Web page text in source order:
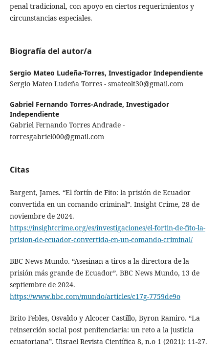
penal tradicional, con apoyo en ciertos requerimientos y
circunstancias especiales.
Biografía del autor/a
Sergio Mateo Ludeña-Torres, Investigador Independiente
Sergio Mateo Ludeña Torres - smateolt30@gmail.com
Gabriel Fernando Torres-Andrade, Investigador
Independiente
Gabriel Fernando Torres Andrade -
torresgabriel000@gmail.com
Citas
Bargent, James. “El fortín de Fito: la prisión de Ecuador
convertida en un comando criminal”. Insight Crime, 28 de
noviembre de 2024.
https://insightcrime.org/es/investigaciones/el-fortin-de-fito-la-
prision-de-ecuador-convertida-en-un-comando-criminal/
BBC News Mundo. “Asesinan a tiros a la directora de la
prisión más grande de Ecuador”. BBC News Mundo, 13 de
septiembre de 2024.
https://www.bbc.com/mundo/articles/c17g-7759de9o
Brito Febles, Osvaldo y Alcocer Castillo, Byron Ramiro. “La
reinserción social post penitenciaria: un reto a la justicia
ecuatoriana”. Uisrael Revista Científica 8, n.o 1 (2021): 11-27.